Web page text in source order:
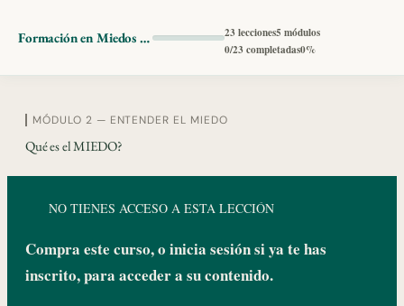
Formación en Miedos y Fobias con Hipnosis 23 lecciones5 módulos
0/23 completadas0%
Módulo 1 — Bienvenida y fundamentos
Qué es el MIEDO?
MÓDULO 2 — ENTENDER EL MIEDO
Qué es el MIEDO?
NO TIENES ACCESO A ESTA LECCIÓN
Compra este curso, o inicia sesión si ya te has
inscrito, para acceder a su contenido.